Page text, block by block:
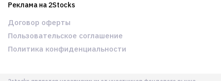
Реклама на 2Stocks
Договор оферты
Пользовательское соглашение
Политика конфиденциальности